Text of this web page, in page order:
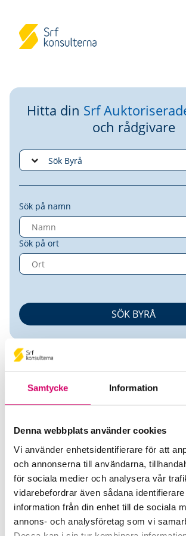
Samtycke Information
Denna webbplats använder cookies
Vi använder enhetsidentifierare för att
och annonserna till användarna,
för sociala medier och analysera vår
vidarebefordrar även sådana
information från din enhet till de sociala
annons- och analysföretag som vi
Hitta din Srf
och rådgivare
Sök på namn
Sök på ort
Catrine Falk
Auktoriserad Redovisningskonsult
ABOUTVALUE Stockholm AB
Saltsjö-Boo
Telefon